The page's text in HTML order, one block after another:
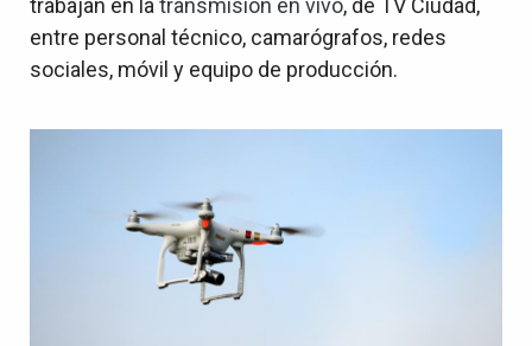
trabajan en la transmisión en vivo, de TV Ciudad,
entre personal técnico, camarógrafos, redes
sociales, móvil y equipo de producción.